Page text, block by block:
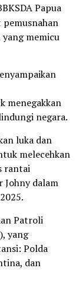
Papua
memicu
menegakkan
negara.
luka dan
melecehkan
rantai
Johny dalam
Patroli
yang
Polda
dan